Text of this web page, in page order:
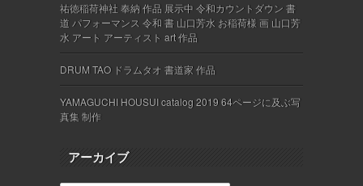
祐徳稲荷神社 奉納 作品 展示中 令和カウントダウン 書
道 パフォーマンス 令和 書 山口芳水 お稲荷様 画 山口芳
水 アート アーティスト art 作品
DRUM TAO ドラムタオ 書道家 作品
YAMAGUCHI HOUSUI catalog 2019 64ページに及ぶ写
真集 制作
アーカイブ